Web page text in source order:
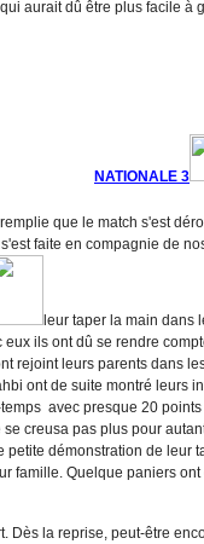
aurait dû être plus facile à
NATIONALE 3
que le match s'est
faite en compagnie de
leur taper la main dans
eux ils ont dû se rendre
rejoint leurs parents dans
ont de suite montré leurs
avec presque 20
creusa pas plus pour
petite démonstration de leur
famille. Quelque paniers
Dès la reprise, peut-être